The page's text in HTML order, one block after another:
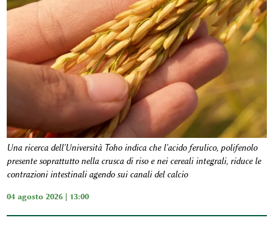
Una ricerca dell'Università Toho indica che l'acido ferulico, polifenolo
presente soprattutto nella crusca di riso e nei cereali integrali, riduce le
contrazioni intestinali agendo sui canali del calcio
04 agosto 2026 | 13:00